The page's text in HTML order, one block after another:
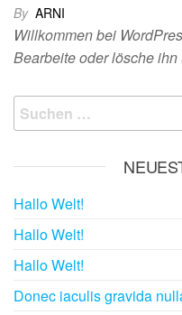
By ARNI
Willkommen bei
Bearbeite oder lösche
Suchen
nach:
Hallo Welt!
Hallo Welt!
Hallo Welt!
Donec iaculis gravida